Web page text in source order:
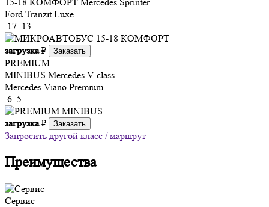
Ford Tranzit Luxe
17 13
загрузка₽ Заказать
PREMIUM
MINIBUS Mercedes V-class
Mercedes Viano Premium
6 5
загрузка₽ Заказать
Запросить другой класс / маршрут
Преимущества
Сервис